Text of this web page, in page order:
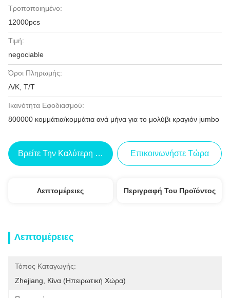
Τροποποιημένο:
12000pcs
Τιμή:
negociable
Όροι Πληρωμής:
Λ/Κ, Τ/Τ
Ικανότητα Εφοδιασμού:
800000 κομμάτια/κομμάτια ανά μήνα για το μολύβι κραγιόν jumbo
Βρείτε Την Καλύτερη Τιμή Επικοινωνήστε Τώρα
Λεπτομέρειες Περιγραφή Του Προϊόντος
Λεπτομέρειες
Τόπος Καταγωγής:
Zhejiang, Κίνα (ηπειρωτική Χώρα)